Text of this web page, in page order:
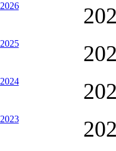
2026
2025
2024
2023